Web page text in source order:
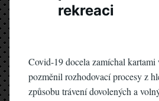
rekreaci
Covid-19 docela zamíchal kartami
pozměnil rozhodovací procesy z
způsobu trávení dovolených a